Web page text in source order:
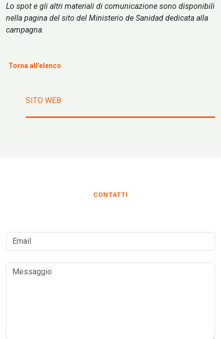
Lo spot e gli altri materiali di comunicazione sono disponibili
nella pagina del sito del Ministerio de Sanidad dedicata alla
campagna.
Torna all'elenco
SITO WEB
CONTATTI